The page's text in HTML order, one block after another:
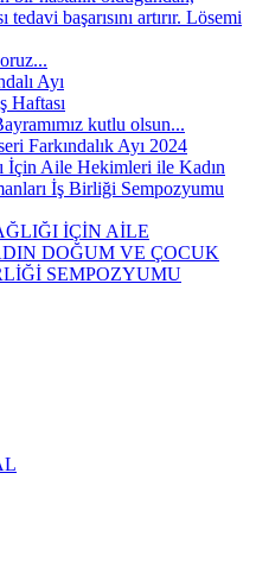
tedavi başarısını artırır. Lösemi
Ayı
Haftası
kutlu olsun...
Farkındalık Ayı 2024
İçin Aile Hekimleri ile Kadın
İş Birliği Sempozyumu
İÇİN AİLE
DOĞUM VE ÇOCUK
SEMPOZYUMU